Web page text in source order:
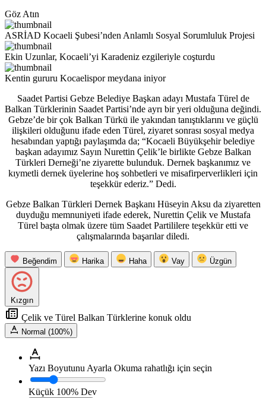
Göz Atın
ASRİAD Kocaeli Şubesi’nden Anlamlı Sosyal Sorumluluk Projesi
Ekin Uzunlar, Kocaeli’yi Karadeniz ezgileriyle coşturdu
Kentin gururu Kocaelispor meydana iniyor
Saadet Partisi Gebze Belediye Başkan adayı Mustafa Türel de
Balkan Türklerinin Saadet Partisi’nde ayrı bir yeri olduğuna değindi.
Gebze’de bir çok Balkan Türkü ile yakından tanıştıklarını ve güçlü
ilişkileri olduğunu ifade eden Türel, ziyaret sonrası sosyal medya
hesabından yaptığı paylaşımda da; “Kocaeli Büyükşehir belediye
başkan adayımız Sayın Nurettin Çelik’le birlikte Gebze Balkan
Türkleri Derneği’ne ziyarette bulunduk. Dernek başkanımız ve
kıymetli dernek üyelerine hoş sohbetleri ve misafirperverlikleri için
teşekkür ederiz.” Dedi.
Gebze Balkan Türkleri Dernek Başkanı Hüseyin Aksu da ziyaretten
duyduğu memnuniyeti ifade ederek, Nurettin Çelik ve Mustafa
Türel başta olmak üzere tüm Saadet Partililere teşekkür etti ve
çalışmalarında başarılar diledi.
Beğendim Harika Haha Vay Üzgün
Kızgın
Çelik ve Türel Balkan Türklerine konuk oldu
Normal (100%)
Yazı Boyutunu Ayarla Okuma rahatlığı için seçin
Küçük 100% Dev